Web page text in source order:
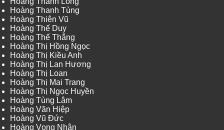
Hoàng Thanh Tùng
Hoàng Thiên Vũ
Hoàng Thế Duy
Hoàng Thế Thắng
Hoàng Thị Hồng Ngọc
Hoàng Thị Kiều Anh
Hoàng Thị Lan Hương
Hoàng Thị Loan
Hoàng Thị Mai Trang
Hoàng Thị Ngọc Huyền
Hoàng Tùng Lâm
Hoàng Văn Hiệp
Hoàng Vũ Đức
Hoàng Vọng Nhân